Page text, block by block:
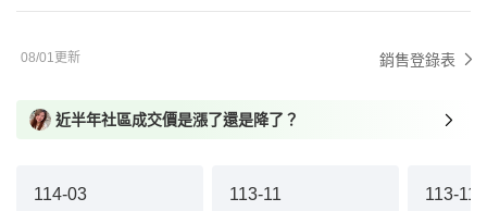
08/01更新 銷售登錄表
近半年社區成交價是漲了還是降了？
114-03 113-11 113-11